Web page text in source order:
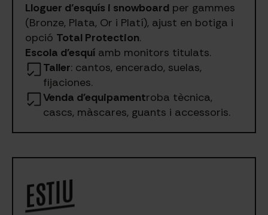
Lloguer d’esquís i snowboard per gammes
(Bronze, Plata, Or i Platí), ajust en botiga i
opció Total Protection.
Escola d'esquí amb monitors titulats.
Taller: cantos, encerado, suelas,
fijaciones.
Venda d'equipamentroba tècnica,
cascs, màscares, guants i accessoris.
ESTIU